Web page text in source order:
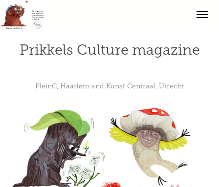
Prikkels Culture magazine
PleinC, Haarlem and Kunst Centraal, Utrecht